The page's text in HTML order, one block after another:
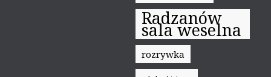
Radzanów
sala weselna
rozrywka